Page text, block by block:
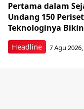
Headline
Pertama dalam
Undang 150
Teknologinya
7 Agu